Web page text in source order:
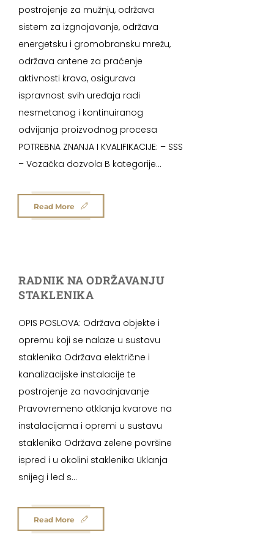
postrojenje za mužnju, održava
sistem za izgnojavanje, održava
energetsku i gromobransku mrežu,
održava antene za praćenje
aktivnosti krava, osigurava
ispravnost svih uređaja radi
nesmetanog i kontinuiranog
odvijanja proizvodnog procesa
POTREBNA ZNANJA I KVALIFIKACIJE: – SSS
– Vozačka dozvola B kategorije...
Read More
RADNIK NA ODRŽAVANJU
STAKLENIKA
OPIS POSLOVA: Održava objekte i
opremu koji se nalaze u sustavu
staklenika Održava električne i
kanalizacijske instalacije te
postrojenje za navodnjavanje
Pravovremeno otklanja kvarove na
instalacijama i opremi u sustavu
staklenika Održava zelene površine
ispred i u okolini staklenika Uklanja
snijeg i led s...
Read More